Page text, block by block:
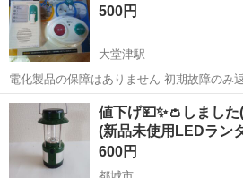
500円
大堂津駅
電化製品の保障はありません 初期故障のみ返金い
にとって購入の判断をお願いいたします
宮崎 日南市 大堂津駅 防災、セ
値下げ💴✨👛しまし
(新品未使用LEDラン
600円